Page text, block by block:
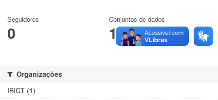
Seguidores
0
Conjuntos de dados
1
Organizações
IBICT (1)